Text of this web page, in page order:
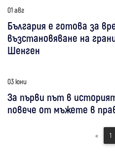
01 авг
България е готова за
възстановяване на
Шенген
03 юни
За първи път в
повече от мъжете в
« 1